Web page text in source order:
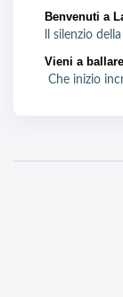
Benvenuti a
ll silenzio
Vieni a
Che inizio